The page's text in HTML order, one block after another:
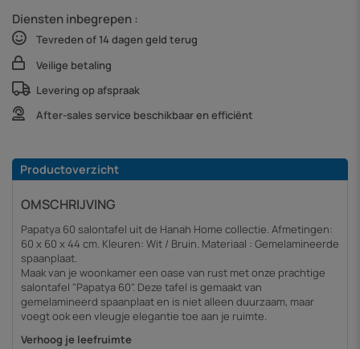
Diensten inbegrepen :
Tevreden of 14 dagen geld terug
Veilige betaling
Levering op afspraak
After-sales service beschikbaar en efficiënt
Productoverzicht
OMSCHRIJVING
Papatya 60 salontafel uit de Hanah Home collectie. Afmetingen:
60 x 60 x 44 cm. Kleuren: Wit / Bruin. Materiaal : Gemelamineerde
spaanplaat.
Maak van je woonkamer een oase van rust met onze prachtige
salontafel "Papatya 60". Deze tafel is gemaakt van
gemelamineerd spaanplaat en is niet alleen duurzaam, maar
voegt ook een vleugje elegantie toe aan je ruimte.
Verhoog je leefruimte